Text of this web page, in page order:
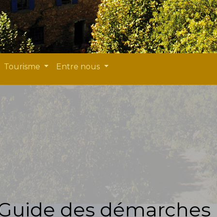
Tourisme Entre nous
des démarches